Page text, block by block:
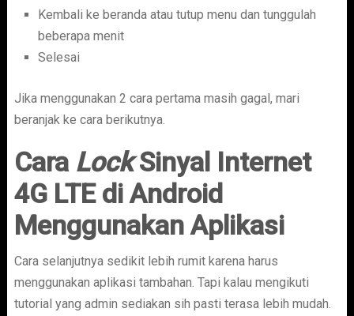
Kembali ke beranda atau tutup menu dan tunggulah
beberapa menit
Selesai
Jika menggunakan 2 cara pertama masih gagal, mari
beranjak ke cara berikutnya.
Cara LockSinyal Internet
4G LTE di Android
Menggunakan Aplikasi
Cara selanjutnya sedikit lebih rumit karena harus
menggunakan aplikasi tambahan. Tapi kalau mengikuti
tutorial yang admin sediakan sih pasti terasa lebih mudah.